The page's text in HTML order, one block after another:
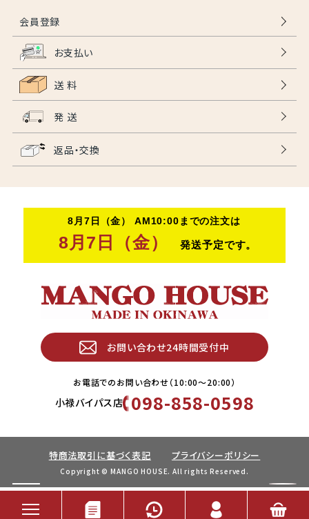
会員登録
お支払い
送 料
発 送
返品・交換
お問い合わせ24時間受付中
お電話でのお問い合わせ（10:00〜20:00）
小禄バイパス店 098-858-0598
特商法取引に基づく表記 プライバシーポリシー
Copyright © MANGO HOUSE. All rights Reserved.